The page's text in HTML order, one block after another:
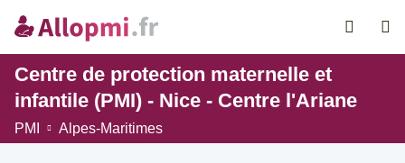
Centre de protection maternelle et
infantile (PMI) - Nice - Centre l'Ariane
PMI Alpes-Maritimes